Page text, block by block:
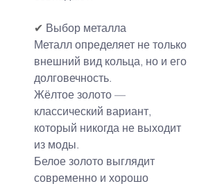
✔ Выбор металла
Металл определяет не только
внешний вид кольца, но и его
долговечность.
Жёлтое золото —
классический вариант,
который никогда не выходит
из моды.
Белое золото выглядит
современно и хорошо